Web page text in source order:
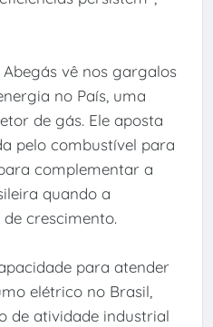
vê nos gargalos
no País, uma
de gás. Ele aposta
pelo combustível para
complementar a
quando a
crescimento.
para atender
elétrico no Brasil,
de atividade industrial